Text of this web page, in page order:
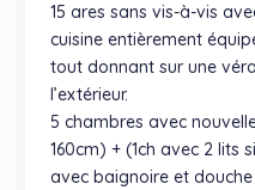
15 ares sans vis-à-vis
cuisine entièrement
tout donnant sur une
l’extérieur.
5 chambres avec
160cm) + (1ch avec 2 lits
avec baignoire et douche